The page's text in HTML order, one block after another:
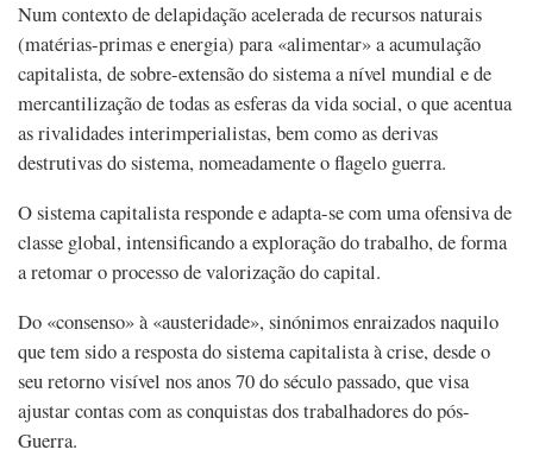
Num contexto de delapidação acelerada de recursos naturais
(matérias-primas e energia) para «alimentar» a acumulação
capitalista, de sobre-extensão do sistema a nível mundial e de
mercantilização de todas as esferas da vida social, o que acentua
as rivalidades interimperialistas, bem como as derivas
destrutivas do sistema, nomeadamente o flagelo guerra.
O sistema capitalista responde e adapta-se com uma ofensiva de
classe global, intensificando a exploração do trabalho, de forma
a retomar o processo de valorização do capital.
Do «consenso» à «austeridade», sinónimos enraizados naquilo
que tem sido a resposta do sistema capitalista à crise, desde o
seu retorno visível nos anos 70 do século passado, que visa
ajustar contas com as conquistas dos trabalhadores do pós-
Guerra.